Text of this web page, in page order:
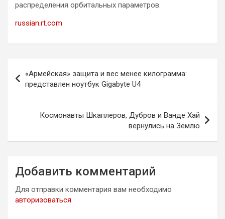
распределения орбитальных параметров.
russian.rt.com
по
записям
«Армейская» защита и вес менее килограмма:
представлен ноутбук Gigabyte U4
Космонавты Шкаплеров, Дубров и Ванде Хай
вернулись на Землю
Добавить комментарий
Для отправки комментария вам необходимо
авторизоваться.